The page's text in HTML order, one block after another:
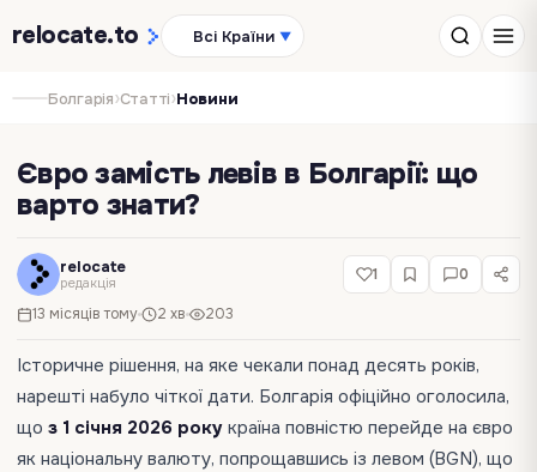
relocate.to Всі Країни ▼
Болгарія›Статті›Новини
Євро замість левів в Болгарії: що
варто знати?
relocate
редакція
13 місяців тому 2 хв 203
1 0
Історичне рішення, на яке чекали понад десять років,
нарешті набуло чіткої дати. Болгарія офіційно оголосила,
що з 1 січня 2026 року країна повністю перейде на євро
як національну валюту, попрощавшись із левом (BGN), що